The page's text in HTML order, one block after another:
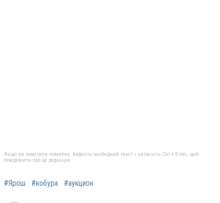
Якщо ви помітили помилку, виділіть необхідний текст і натисніть Ctrl + Enter, щоб
повідомити про це редакцію
#Ярош #кобура #аукцион